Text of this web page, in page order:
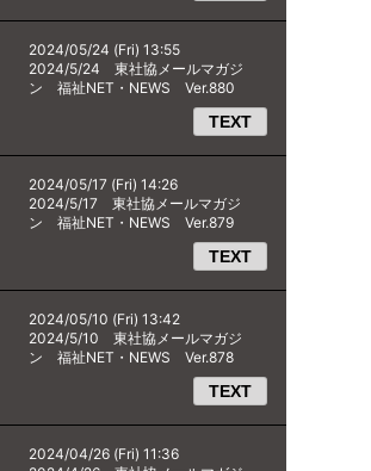
2024/05/24 (Fri) 13:55
2024/5/24 東社協メールマガジ
ン 福祉NET・NEWS Ver.880
TEXT
2024/05/17 (Fri) 14:26
2024/5/17 東社協メールマガジ
ン 福祉NET・NEWS Ver.879
TEXT
2024/05/10 (Fri) 13:42
2024/5/10 東社協メールマガジ
ン 福祉NET・NEWS Ver.878
TEXT
2024/04/26 (Fri) 11:36